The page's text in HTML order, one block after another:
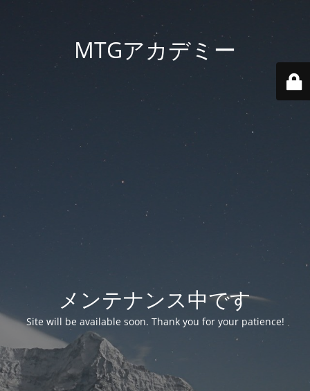
MTGアカデミー
メンテナンス中です
Site will be available soon. Thank you for your patience!